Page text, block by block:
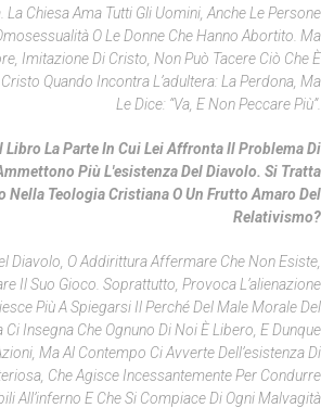
Chiesa Ama Tutti Gli Uomini, Anche Le Persone
O Le Donne Che Hanno Abortito. Ma
Imitazione Di Cristo, Non Può Tacere Ciò Che È
Quando Incontra L’adultera: La Perdona, Ma
Le Dice: “Va, E Non Peccare Più”.
Libro La Parte In Cui Lei Affronta Il Problema Di
Più L'esistenza Del Diavolo. Si Tratta
Nella Teologia Cristiana O Un Frutto Amaro Del
Relativismo?
Diavolo, O Addirittura Affermare Che Non Esiste,
Il Suo Gioco. Soprattutto, Provoca L’alienazione
Più A Spiegarsi Il Perché Del Male Morale Del
Insegna Che Ognuno Di Noi È Libero, E Dunque
Ma Al Contempo Ci Avverte Dell’esistenza Di
Che Agisce Incessantemente Per Condurre
All’inferno E Che Si Compiace Di Ogni Malvagità